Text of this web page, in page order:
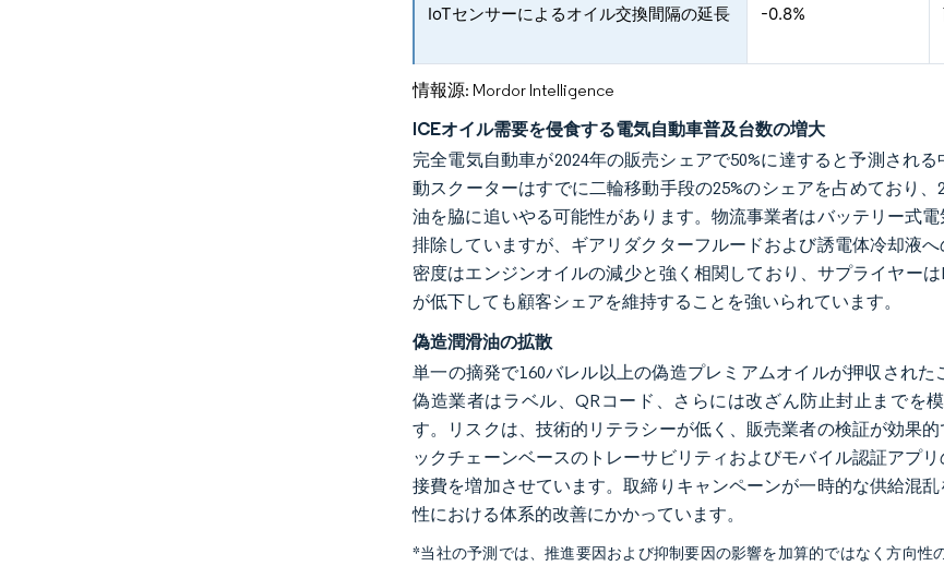
IoTセンサーによるオイル交換間隔の延長 -0.8%
情報源: Mordor Intelligence
ICEオイル需要を侵食する電気自動車普及台数の増大
完全電気自動車が2024年の販売シェアで50%に達すると予測され
動スクーターはすでに二輪移動手段の25%のシェアを占めており
油を脇に追いやる可能性があります。物流事業者はバッテリー式
排除していますが、ギアリダクターフルードおよび誘電体冷却液
密度はエンジンオイルの減少と強く相関しており、サプライヤー
が低下しても顧客シェアを維持することを強いられています。
偽造潤滑油の拡散
単一の摘発で160バレル以上の偽造プレミアムオイルが押収され
偽造業者はラベル、QRコード、さらには改ざん防止封止までを
す。リスクは、技術的リテラシーが低く、販売業者の検証が効果
ックチェーンベースのトレーサビリティおよびモバイル認証アプ
接費を増加させています。取締りキャンペーンが一時的な供給混
性における体系的改善にかかっています。
*当社の予測では、推進要因および抑制要因の影響を加算的ではなく方向